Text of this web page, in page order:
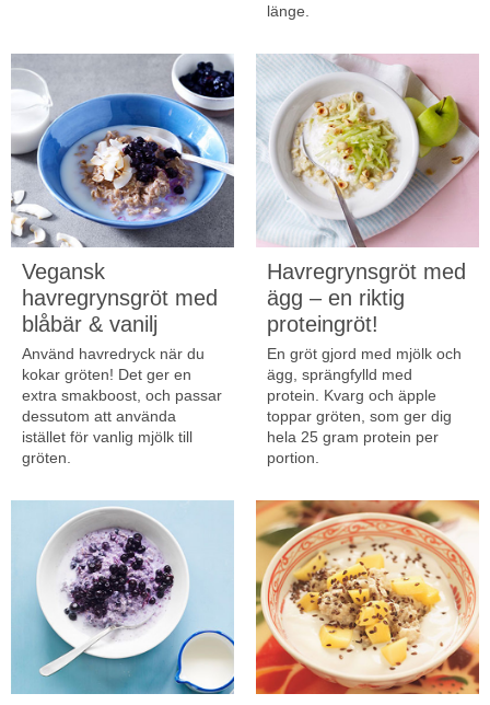
länge.
Vegansk
havregrynsgröt med
blåbär & vanilj
Använd havredryck när du
kokar gröten! Det ger en
extra smakboost, och passar
dessutom att använda
istället för vanlig mjölk till
gröten.
Havregrynsgröt med
ägg – en riktig
proteingröt!
En gröt gjord med mjölk och
ägg, sprängfylld med
protein. Kvarg och äpple
toppar gröten, som ger dig
hela 25 gram protein per
portion.